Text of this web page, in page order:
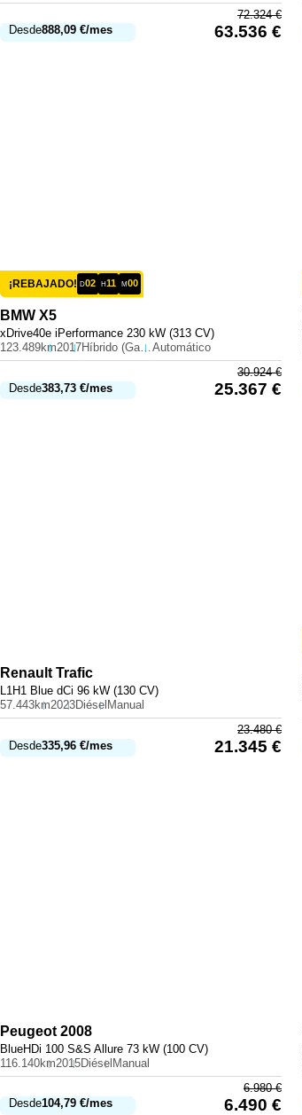
Desde888,09 €/mes
72.324€
63.536 €
¡REBAJADO! D02 H11 M00
BMW X5
xDrive40e iPerformance 230 kW (313 CV)
123.489km2017 Híbrido (Gasolina) Automático
Desde383,73 €/mes
30.924€
25.367 €
Renault Trafic
L1H1 Blue dCi 96 kW (130 CV)
57.443km2023Diésel Manual
Desde335,96 €/mes
23.480€
21.345 €
Peugeot 2008
BlueHDi 100 S&S Allure 73 kW (100 CV)
116.140km2015DiéselManual
Desde104,79 €/mes
6.980€
6.490 €